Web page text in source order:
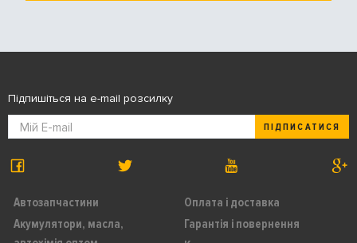
Автозапчастини
Акумулятори, масла,
Оплата і доставка
Гарантія і повернення
Підпишіться на e-mail розсилку
ПІДПИСАТИСЯ